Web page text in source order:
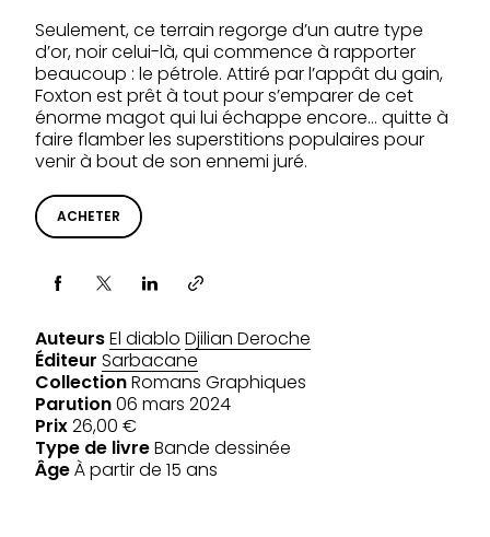
Seulement, ce terrain regorge d’un autre type
d’or, noir celui-là, qui commence à rapporter
beaucoup : le pétrole. Attiré par l’appât du gain,
Foxton est prêt à tout pour s’emparer de cet
énorme magot qui lui échappe encore… quitte à
faire flamber les superstitions populaires pour
venir à bout de son ennemi juré.
ACHETER
Partager via
AuteursEl diablo Djilian Deroche
Éditeur Sarbacane
CollectionRomans Graphiques
Parution06 mars 2024
Prix26,00 €
Type de livreBande dessinée
ÂgeÀ partir de 15 ans